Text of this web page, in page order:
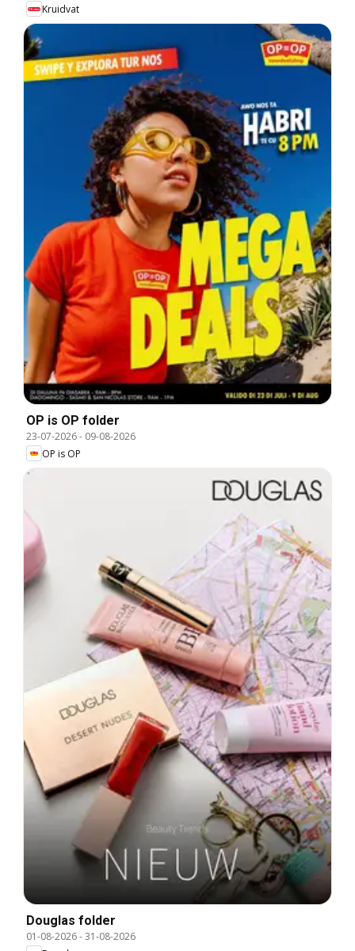
Kruidvat
OP is OP folder
23-07-2026- 09-08-2026
OP is OP
Douglas folder
01-08-2026-31-08-2026